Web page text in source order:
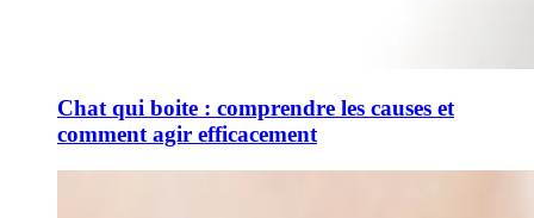
Chat qui boite : comprendre les causes et
comment agir efficacement